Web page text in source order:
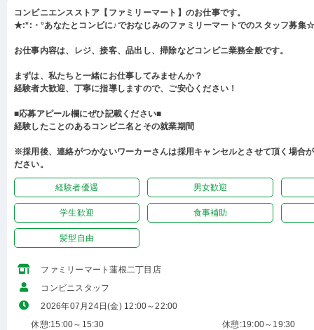
コンビニエンスストア【ファミリーマート】のお仕事です。
★:*:・°あなたとコンビに♪でおなじみのファミリーマートでのスタッフ募集
お仕事内容は、レジ、接客、品出し、掃除などコンビニ業務全般です。
まずは、私たちと一緒にお仕事してみませんか？
経験者大歓迎、丁寧に指導しますので、ご安心ください！
■応募アピール欄にぜひ記載ください■
経験したことのあるコンビニ名とその就業期間
※採用後、連絡がつかないワーカーさんは採用キャンセルとさせて頂く場合
ださい。
経験者優遇 男女歓迎
学生歓迎 食事補助
髪型自由
ファミリーマート蓮根二丁目店
コンビニスタッフ
2026年07月24日(金) 12:00～22:00
休憩:15:00～15:30
休憩:19:00～19:30